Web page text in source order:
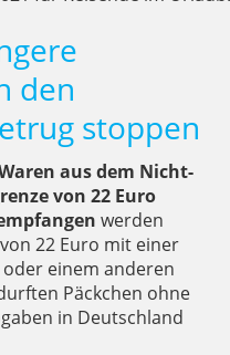
den
stoppen
aus dem Nicht-
von 22 Euro
werden
22 Euro mit einer
oder einem anderen
Päckchen ohne
in Deutschland